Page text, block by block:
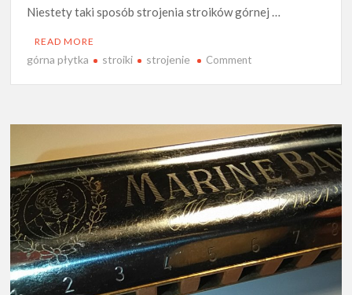
Niestety taki sposób strojenia stroików górnej …
READ MORE
górna płytka stroiki strojenie Commenton
górnej
płytce
stroikowej